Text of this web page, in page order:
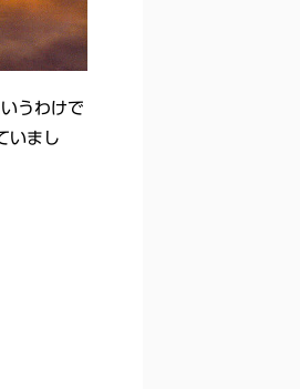
うわけで
いまし